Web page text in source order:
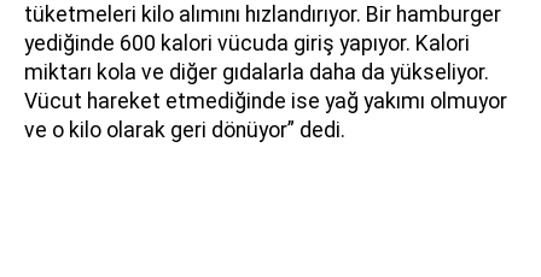
tüketmeleri kilo alımını hızlandırıyor. Bir hamburger
yediğinde 600 kalori vücuda giriş yapıyor. Kalori
miktarı kola ve diğer gıdalarla daha da yükseliyor.
Vücut hareket etmediğinde ise yağ yakımı olmuyor
ve o kilo olarak geri dönüyor” dedi.